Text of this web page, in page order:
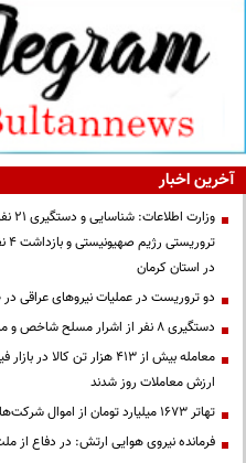
آخرین اخبار
در استان کرمان
دو تروریست در عملیات نیروهای عراقی در
دستگیری ۸ نفر از اشرار مسلح شاخص و مرتبطین گروهک‌های تروریستی
معامله بیش از ۴۱۳ هزار تن
ارزش معاملات روز شدند
تهاتر ۱۶۷۳ میلیارد تومان از اموال شرکت‌های تراستی
فرمانده نیروی هوایی ارتش: در دفاع از